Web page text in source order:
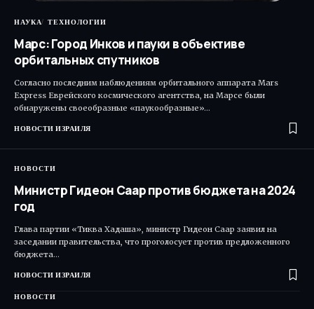
НАУКА ТЕХНОЛОГИИ
Марс: Город Инков и пауки в объективе
орбитальных спутников
Согласно последним наблюдениям орбитального аппарата Mars
Express Еврейского космического агентства, на Марсе были
обнаружены своеобразные «паукообразные»…
НОВОСТИ ИЗРАИЛЯ
НОВОСТИ
Министр Гидеон Саар против бюджета на 2024
год
Глава партии «Тиква Хадаша», министр Гидеон Саар заявил на
заседании правительства, что проголосует против предложенного
бюджета…
НОВОСТИ ИЗРАИЛЯ
НОВОСТИ